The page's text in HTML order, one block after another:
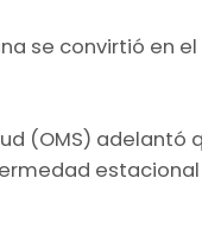
se convirtió en
(OMS)